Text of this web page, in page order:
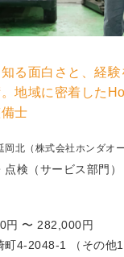
る面白さと、経
地域に密着した
士
北（株式会社ホンダオー
点検（サービス部門）
円 〜 282,000円
町4-2048-1 （その他